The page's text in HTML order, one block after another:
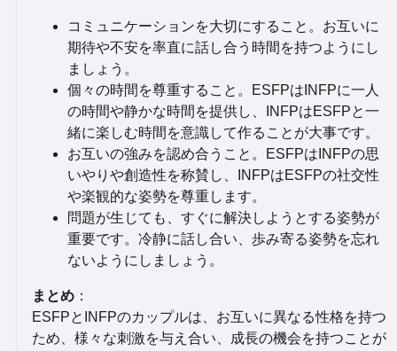
コミュニケーションを大切にすること。お互いに
期待や不安を率直に話し合う時間を持つようにし
ましょう。
個々の時間を尊重すること。ESFPはINFPに一人
の時間や静かな時間を提供し、INFPはESFPと一
緒に楽しむ時間を意識して作ることが大事です。
お互いの強みを認め合うこと。ESFPはINFPの思
いやりや創造性を称賛し、INFPはESFPの社交性
や楽観的な姿勢を尊重します。
問題が生じても、すぐに解決しようとする姿勢が
重要です。冷静に話し合い、歩み寄る姿勢を忘れ
ないようにしましょう。
まとめ ：
ESFPとINFPのカップルは、お互いに異なる性格を持つ
ため、様々な刺激を与え合い、成長の機会を持つことが